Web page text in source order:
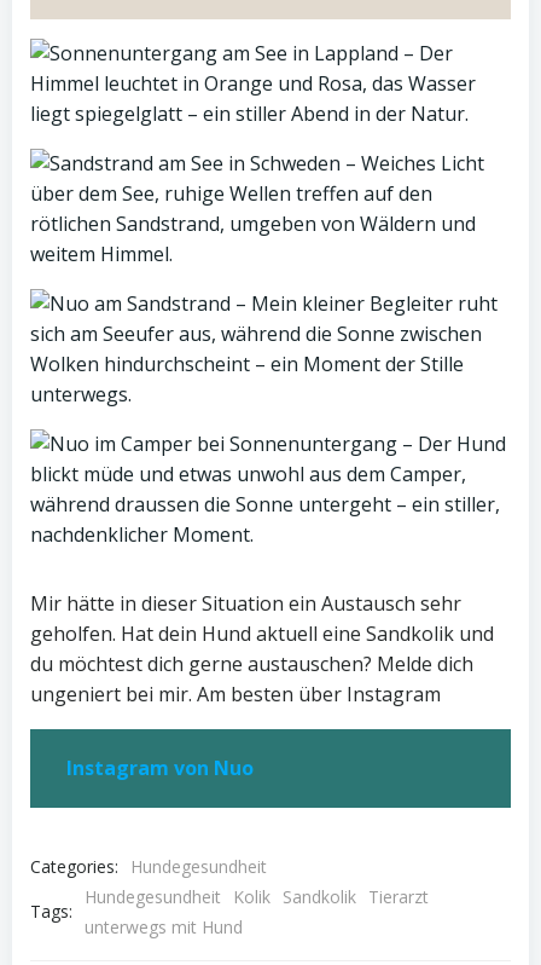
Mir hätte in dieser Situation ein Austausch sehr
geholfen. Hat dein Hund aktuell eine Sandkolik und
du möchtest dich gerne austauschen? Melde dich
ungeniert bei mir. Am besten über Instagram
Instagram von Nuo
Categories:
Hundegesundheit
Tags:
Hundegesundheit Kolik Sandkolik Tierarzt
unterwegs mit Hund